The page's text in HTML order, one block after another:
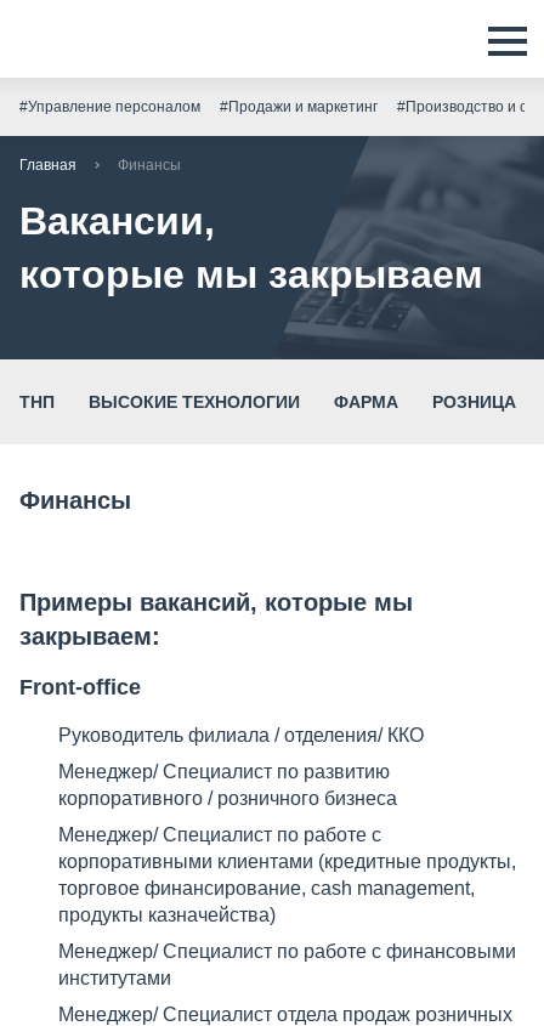
#Управление персоналом #Продажи и маркетинг #Производство и
Главная Финансы
Вакансии,
которые мы закрываем
ТНП ВЫСОКИЕ ТЕХНОЛОГИИ ФАРМА РОЗНИЦА
Финансы
Примеры вакансий, которые мы
закрываем:
Front-office
Руководитель филиала / отделения/ ККО
Менеджер/ Специалист по развитию
корпоративного / розничного бизнеса
Менеджер/ Специалист по работе с
корпоративными клиентами (кредитные продукты,
торговое финансирование, cash management,
продукты казначейства)
Менеджер/ Специалист по работе с финансовыми
институтами
Менеджер/ Специалист отдела продаж розничных